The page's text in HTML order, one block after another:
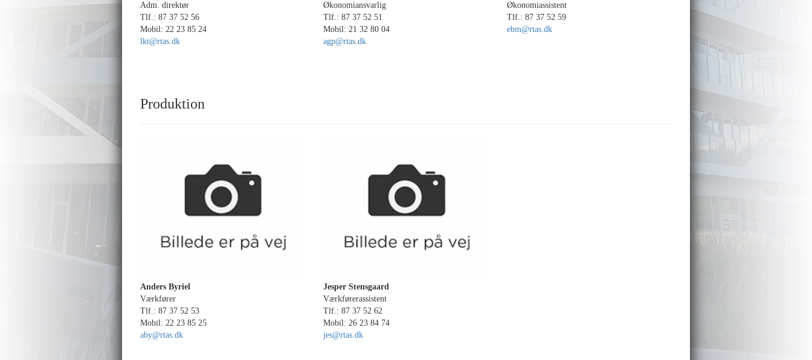
Adm. direktør
Tlf.: 87 37 52 56
Mobil: 22 23 85 24
lkt@rtas.dk
Økonomiansvarlig
Tlf.: 87 37 52 51
Mobil: 21 32 80 04
agp@rtas.dk
Økonomiassistent
Tlf.: 87 37 52 59
ebm@rtas.dk
Produktion
Anders Byriel
Værkfører
Tlf.: 87 37 52 53
Mobil: 22 23 85 25
aby@rtas.dk
Jesper Stensgaard
Værkførerassistent
Tlf.: 87 37 52 62
Mobil: 26 23 84 74
jes@rtas.dk